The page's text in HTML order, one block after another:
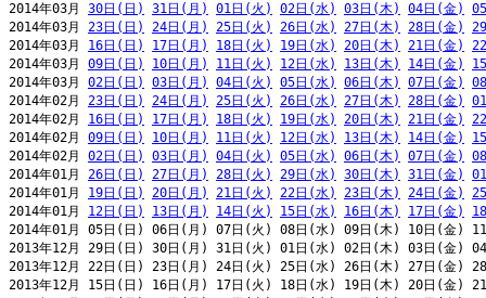
2014年03月 30日(日) 31日(月) 01日(火) 02日(水) 03日(木) 04日(金)
2014年03月 23日(日) 24日(月) 25日(火) 26日(水) 27日(木) 28日(金)
2014年03月 16日(日) 17日(月) 18日(火) 19日(水) 20日(木) 21日(金)
2014年03月 09日(日) 10日(月) 11日(火) 12日(水) 13日(木) 14日(金)
2014年03月 02日(日) 03日(月) 04日(火) 05日(水) 06日(木) 07日(金)
2014年02月 23日(日) 24日(月) 25日(火) 26日(水) 27日(木) 28日(金)
2014年02月 16日(日) 17日(月) 18日(火) 19日(水) 20日(木) 21日(金)
2014年02月 09日(日) 10日(月) 11日(火) 12日(水) 13日(木) 14日(金)
2014年02月 02日(日) 03日(月) 04日(火) 05日(水) 06日(木) 07日(金)
2014年01月 26日(日) 27日(月) 28日(火) 29日(水) 30日(木) 31日(金)
2014年01月 19日(日) 20日(月) 21日(火) 22日(水) 23日(木) 24日(金)
2014年01月 12日(日) 13日(月) 14日(火) 15日(水) 16日(木) 17日(金)
2014年01月 05日(日) 06日(月) 07日(火) 08日(水) 09日(木) 10日(金)
2013年12月 29日(日) 30日(月) 31日(火) 01日(水) 02日(木) 03日(金)
2013年12月 22日(日) 23日(月) 24日(火) 25日(水) 26日(木) 27日(金)
2013年12月 15日(日) 16日(月) 17日(火) 18日(水) 19日(木) 20日(金)